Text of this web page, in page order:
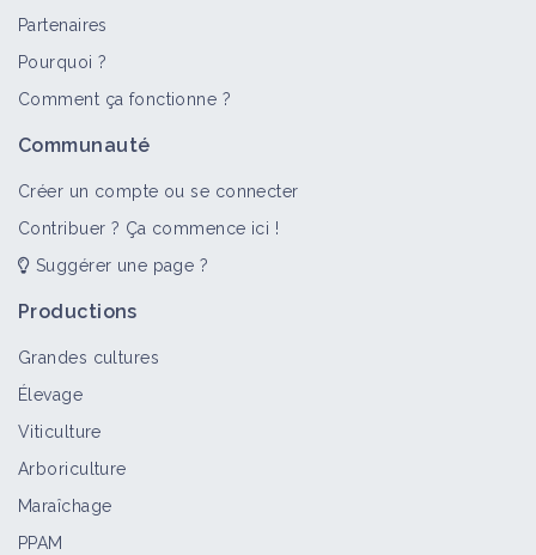
Partenaires
Pourquoi ?
Comment ça fonctionne ?
Communauté
Créer un compte ou se connecter
Contribuer ? Ça commence ici !
Suggérer une page ?
Productions
Grandes cultures
Élevage
Viticulture
Arboriculture
Maraîchage
PPAM